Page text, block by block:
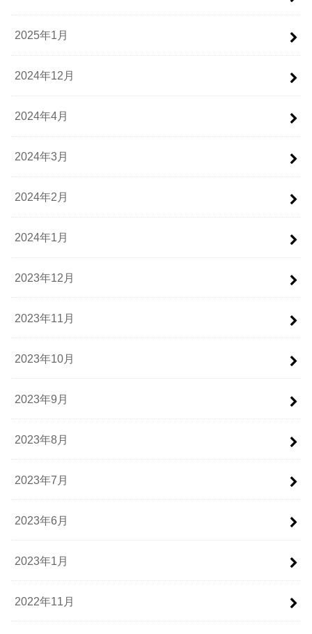
2025年1月
2024年12月
2024年4月
2024年3月
2024年2月
2024年1月
2023年12月
2023年11月
2023年10月
2023年9月
2023年8月
2023年7月
2023年6月
2023年1月
2022年11月